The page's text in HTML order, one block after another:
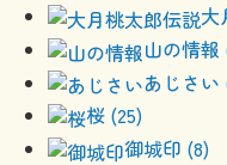
大
山の情報
あじさい
桜 (25)
御城印 (8)